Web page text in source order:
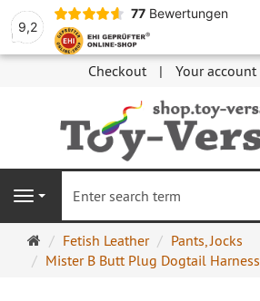
9,2
77 Bewertungen
Checkout Your account
Navigation
Main
page
Fetish Leather
Pants, Jocks
Mister B Butt Plug Dogtail Harness